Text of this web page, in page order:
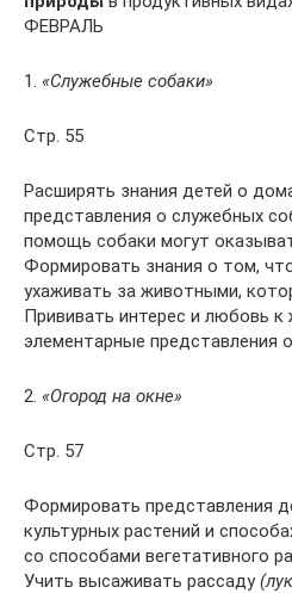
ФЕВРАЛЬ
1. «Служебные собаки»
Стр. 55
Расширять знания детей о
представления о служебных
помощь собаки могут
Формировать знания о том,
ухаживать за животными,
Прививать интерес и любовь
элементарные представления
2. «Огород на окне»
Стр. 57
Формировать представления
культурных растений и
со способами вегетативного
Учить высаживать рассаду